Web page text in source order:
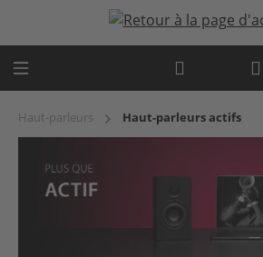
Passer au contenu principal
Expert advice
Haut-parleurs Haut-parleurs actifs
Haut-parleurs actifs